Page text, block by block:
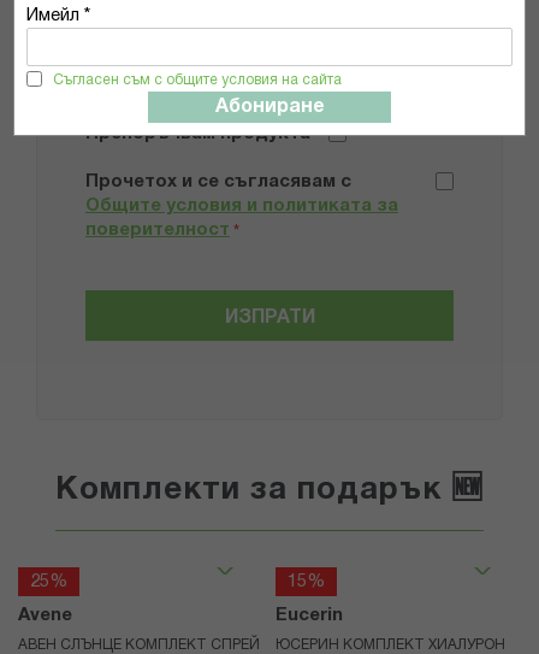
Имейл *
Съгласен съм с общите условия на сайта
Абониране
Препоръчвам продукта
Прочетох и се съгласявам с
Общите условия и политиката за
поверителност *
ИЗПРАТИ
Комплекти за подарък 🆕
25%
Avene
АВЕН СЛЪНЦЕ КОМПЛЕКТ СПРЕЙ
15%
Eucerin
ЮСЕРИН КОМПЛЕКТ ХИАЛУРОН